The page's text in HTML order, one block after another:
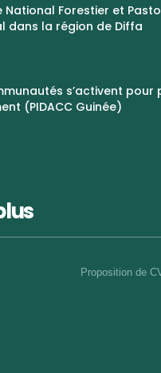
National Forestier et
dans la région de Diffa
s’activent pour
(PIDACC Guinée)
Proposition de